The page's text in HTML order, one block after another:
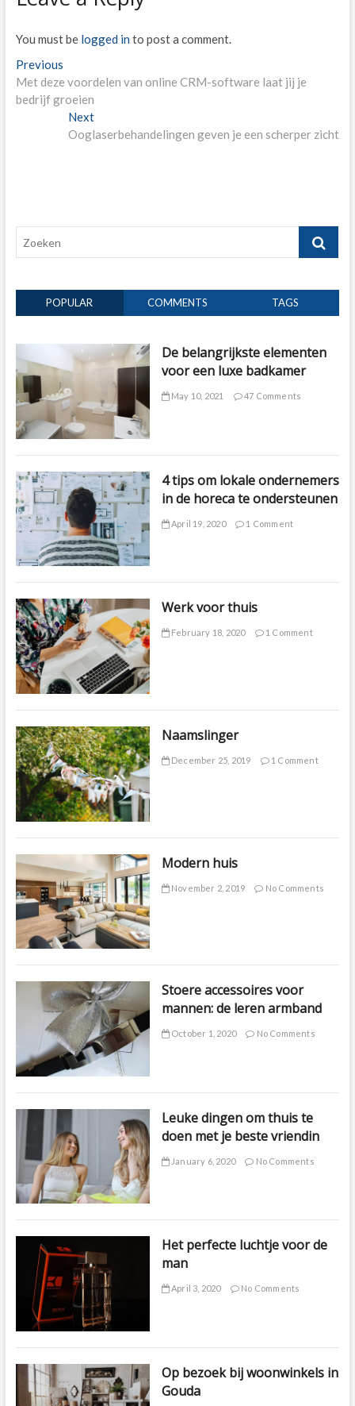
You must be logged in to post a comment.
Post
navigation
PreviousPrevious
post:
Met deze voordelen van online CRM-software laat jij je
bedrijf groeien
NextNext
post:
Ooglaserbehandelingen geven je een scherper zicht
Zoeken
POPULAR COMMENTS TAGS
De belangrijkste elementen
voor een luxe badkamer
May 10, 2021 47 Comments
4 tips om lokale ondernemers
in de horeca te ondersteunen
April 19, 2020 1 Comment
Werk voor thuis
February 18, 2020 1 Comment
Naamslinger
December 25, 2019 1 Comment
Modern huis
November 2, 2019 No Comments
Stoere accessoires voor
mannen: de leren armband
October 1, 2020 No Comments
Leuke dingen om thuis te
doen met je beste vriendin
January 6, 2020 No Comments
Het perfecte luchtje voor de
man
April 3, 2020 No Comments
Op bezoek bij woonwinkels in
Gouda